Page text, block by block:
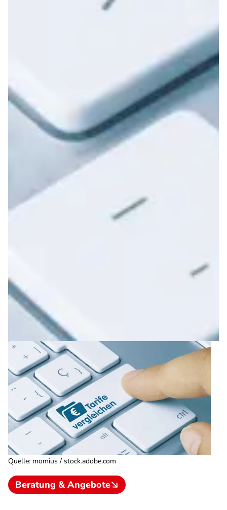
Quelle: momius / stock.adobe.com
Beratung & Angebote